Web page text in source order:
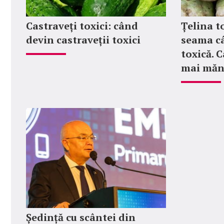
Castraveți toxici: când
devin castraveții toxici
Țelina
seama
toxică.
mai
Ședință cu scântei din